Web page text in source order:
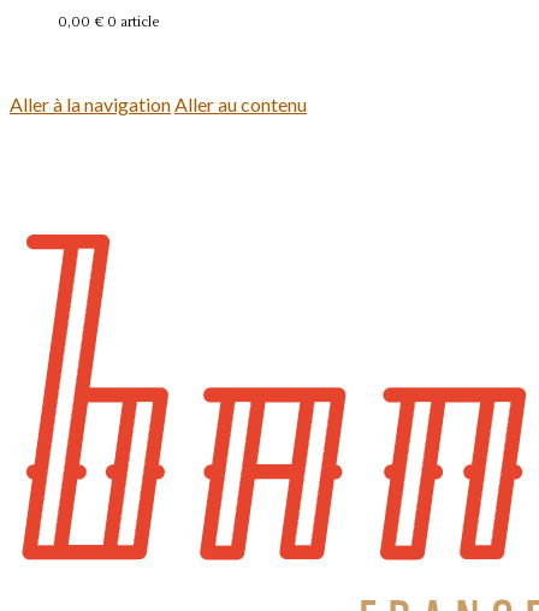
0,00 € 0 article
Aller à la navigationAller au contenu